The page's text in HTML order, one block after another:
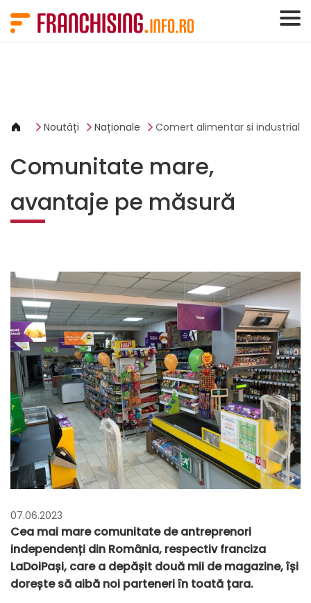
Noutăți Naționale Comert alimentar si industrial
Comunitate mare,
avantaje pe măsură
07.06.2023
Cea mai mare comunitate de antreprenori
independenți din România, respectiv franciza
LaDoiPași, care a depășit două mii de magazine, își
dorește să aibă noi parteneri în toată țara.